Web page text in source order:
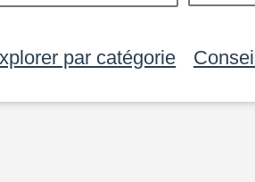
par catégorie